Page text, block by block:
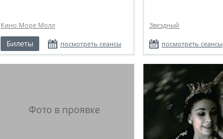
Кино Море Молл
Билеты посмотреть сеансы
Звездный
посмотреть сеансы